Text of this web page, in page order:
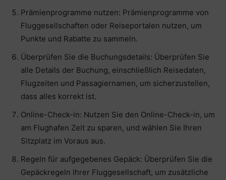
Prämienprogramme nutzen: Prämienprogramme von
Fluggesellschaften oder Reiseportalen nutzen, um
Punkte und Rabatte zu sammeln.
Überprüfen Sie die Buchungsdetails: Überprüfen Sie
alle Details der Buchung, einschließlich Reisedaten,
Flugzeiten und Passagiernamen, um sicherzustellen,
dass alles korrekt ist.
Online-Check-in: Nutzen Sie den Online-Check-in, um
am Flughafen Zeit zu sparen, und wählen Sie Ihren
Sitzplatz im Voraus aus.
Regeln für aufgegebenes Gepäck: Überprüfen Sie die
Gepäckregeln Ihrer Fluggesellschaft, um zusätzliche